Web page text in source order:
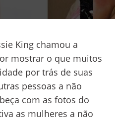
King chamou a
mostrar o que muitos
por trás de suas
pessoas a não
com as fotos do
as mulheres a não